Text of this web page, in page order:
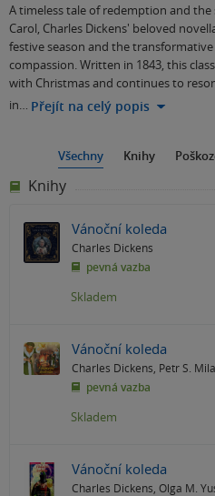
A timeless tale of redemption and
Carol, Charles Dickens' beloved
festive season and the
compassion. Written in 1843, this
with Christmas and continues to
in… Přejít na celý popis
Všechny Knihy
Knihy
Vánoční koleda
Charles Dickens
pevná vazba
Skladem
Vánoční koleda
Charles Dickens Petr S.
pevná vazba
Skladem
Vánoční koleda
Charles Dickens Olga M.